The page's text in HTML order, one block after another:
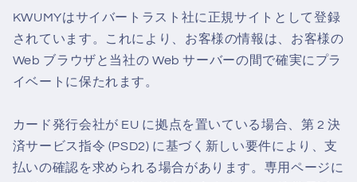
KWUMYはサイバートラスト社に正規サイトとして登録
されています。これにより、お客様の情報は、お客様の
Web ブラウザと当社の Web サーバーの間で確実にプラ
イベートに保たれます。
カード発行会社が EU に拠点を置いている場合、第 2 決
済サービス指令 (PSD2) に基づく新しい要件により、支
払いの確認を求められる場合があります。専用ページに